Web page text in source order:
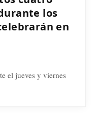
los
en
el jueves y viernes